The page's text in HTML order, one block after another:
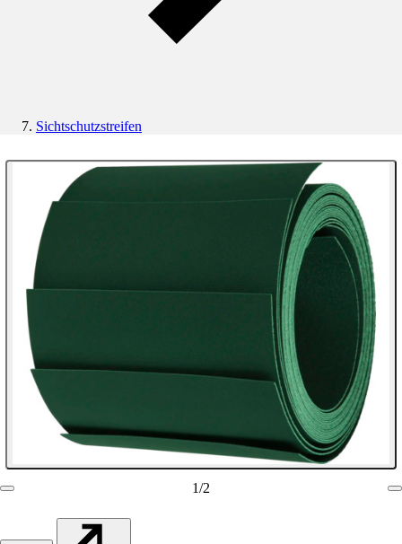
Sichtschutzstreifen
1/2